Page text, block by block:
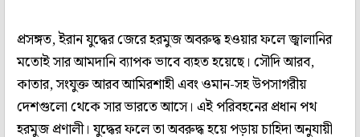
প্রসঙ্গত, ইরান যুদ্ধের জেরে হরমুজ অবরুদ্ধ হওয়ার ফলে জ্বালানির
মতোই সার আমদানি ব্যাপক ভাবে ব্যহত হয়েছে। সৌদি আরব,
কাতার, সংযুক্ত আরব আমিরশাহী এবং ওমান-সহ উপসাগরীয়
দেশগুলো থেকে সার ভারতে আসে। এই পরিবহনের প্রধান পথ
হরমুজ প্রণালী। যুদ্ধের ফলে তা অবরুদ্ধ হয়ে পড়ায় চাহিদা অনুযায়ী